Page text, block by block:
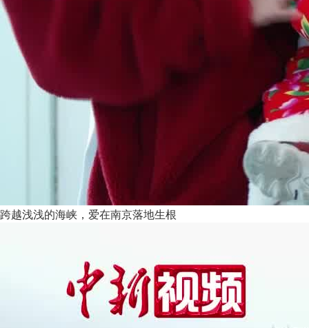
跨越浅浅的海峡，爱在南京落地生根